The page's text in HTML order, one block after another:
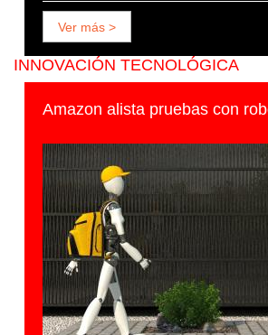
Ver más >
INNOVACIÓN TECNOLÓGICA
Amazon alista pruebas con